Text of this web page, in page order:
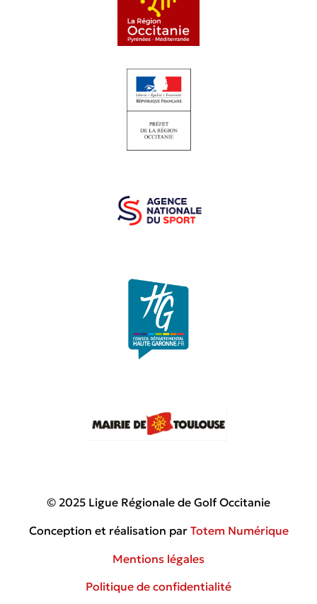
© 2025 Ligue Régionale de Golf Occitanie
Conception et réalisation par Totem Numérique
Mentions légales
Politique de confidentialité